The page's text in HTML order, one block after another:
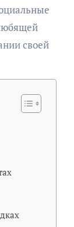
своей